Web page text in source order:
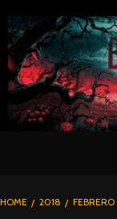
TO
CONTENT
HOME 2018 FEBRERO